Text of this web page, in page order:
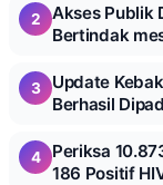
2
Akses Publik
Bertindak
3
Update
Berhasil
4
Periksa
186 Positif